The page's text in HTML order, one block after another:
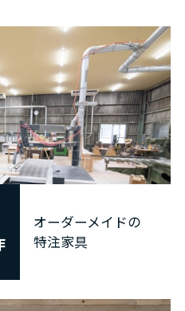
オーダーメイドの
特注家具